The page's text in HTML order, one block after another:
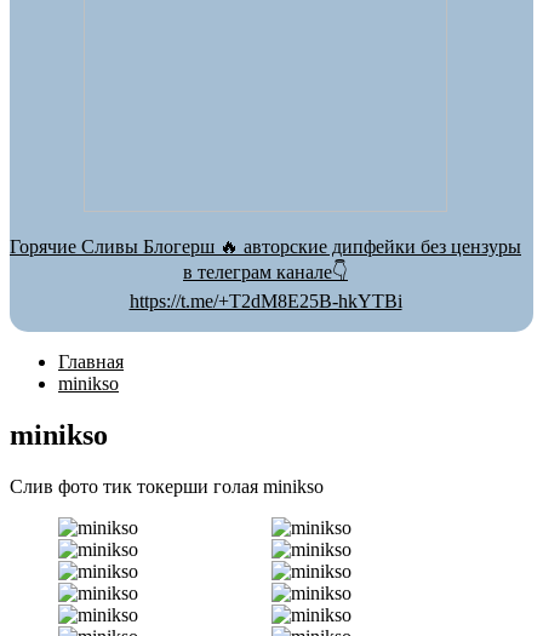
Горячие Сливы Блогерш 🔥 авторские дипфейки без цензуры
в телеграм канале👇
https://t.me/+T2dM8E25B-hkYTBi
Главная
minikso
minikso
Слив фото тик токерши голая minikso